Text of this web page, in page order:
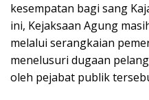
kesempatan bagi sang
ini, Kejaksaan Agung
melalui serangkaian
menelusuri dugaan
oleh pejabat publik